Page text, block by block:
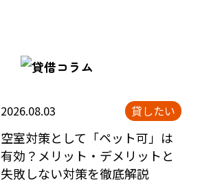
2026.08.03 貸したい
空室対策として「ペット可」は
有効？メリット・デメリットと
失敗しない対策を徹底解説